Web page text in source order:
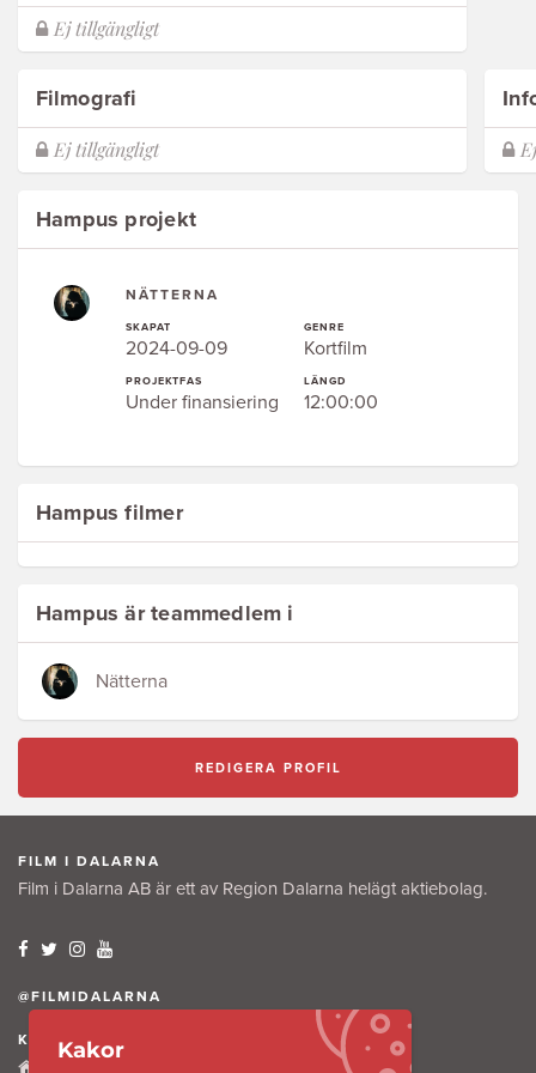
Filmografi
Hampus projekt
NÄTTERNA
SKAPAT
2024-09-09
PROJEKTFAS
Under finansiering
GENRE
Kortfilm
LÄNGD
12:00:00
Hampus filmer
Hampus är teammedlem i
Nätterna
REDIGERA PROFIL
FILM I DALARNA
Film i Dalarna AB är ett av Region Dalarna helägt aktiebolag.
@FILMIDALARNA
KONTAKTA OSS
Kakor